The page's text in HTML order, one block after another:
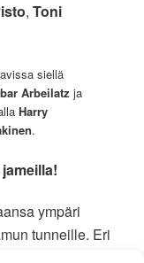
,Toni
siellä
Arbeilatz ja
Harry
.
ympäri
tunneille. Eri